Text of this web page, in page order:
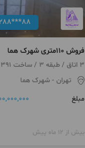
فروش ۱۱۰متری شهرک هما
3 اتاق / طبقه 3 / ساخت 1391
تهران - شهرک هما
مبلغ
بیش از 12 ماه پیش